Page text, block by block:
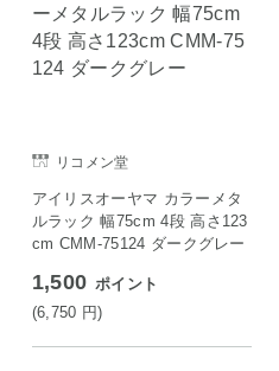
リコメン堂
アイリスオーヤマ カラーメタ
ルラック 幅75cm 4段 高さ123
cm CMM-75124 ダークグレー
1,500 ポイント
(6,750 円)